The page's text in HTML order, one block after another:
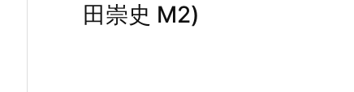
田崇史 M2)